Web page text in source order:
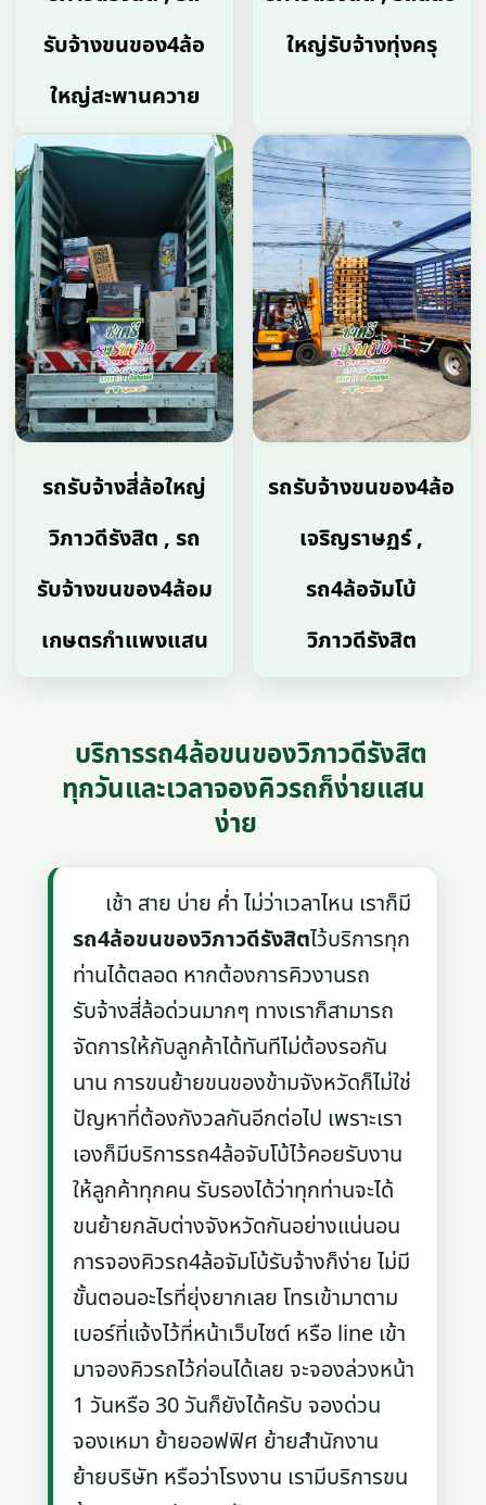
รับจ้างขนของ4ล้อ
ใหญ่สะพานควาย
ใหญ่รับจ้างทุ่งครุ
รถรับจ้างสี่ล้อใหญ่
วิภาวดีรังสิต , รถ
รับจ้างขนของ4ล้อม
เกษตรกำแพงแสน
รถรับจ้างขนของ4ล้อ
เจริญราษฏร์ ,
รถ4ล้อจัมโบ้
วิภาวดีรังสิต
บริการรถ4ล้อขนของวิภาวดีรังสิต
ทุกวันและเวลาจองคิวรถก็ง่ายแสน
ง่าย
เช้า สาย บ่าย ค่ำ ไม่ว่าเวลาไหน เราก็มี
รถ4ล้อขนของวิภาวดีรังสิตไว้บริการทุก
ท่านได้ตลอด หากต้องการคิวงานรถ
รับจ้างสี่ล้อด่วนมากๆ ทางเราก็สามารถ
จัดการให้กับลูกค้าได้ทันทีไม่ต้องรอกัน
นาน การขนย้ายขนของข้ามจังหวัดก็ไม่ใช่
ปัญหาที่ต้องกังวลกันอีกต่อไป เพราะเรา
เองก็มีบริการรถ4ล้อจับโบ้ไว้คอยรับงาน
ให้ลูกค้าทุกคน รับรองได้ว่าทุกท่านจะได้
ขนย้ายกลับต่างจังหวัดกันอย่างแน่นอน
การจองคิวรถ4ล้อจัมโบ้รับจ้างก็ง่าย ไม่มี
ขั้นตอนอะไรที่ยุ่งยากเลย โทรเข้ามาตาม
เบอร์ที่แจ้งไว้ที่หน้าเว็บไซต์ หรือ line เข้า
มาจองคิวรถไว้ก่อนได้เลย จะจองล่วงหน้า
1 วันหรือ 30 วันก็ยังได้ครับ จองด่วน
จองเหมา ย้ายออฟฟิศ ย้ายสำนักงาน
ย้ายบริษัท หรือว่าโรงงาน เรามีบริการขน